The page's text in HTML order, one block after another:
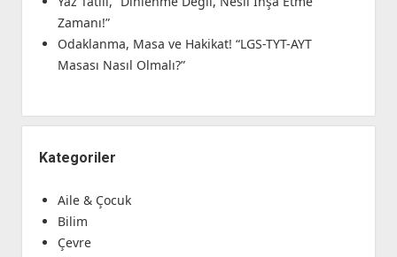
Zamanı!”
Odaklanma, Masa ve Hakikat! “LGS-TYT-AYT
Masası Nasıl Olmalı?”
Kategoriler
Aile & Çocuk
Bilim
Çevre